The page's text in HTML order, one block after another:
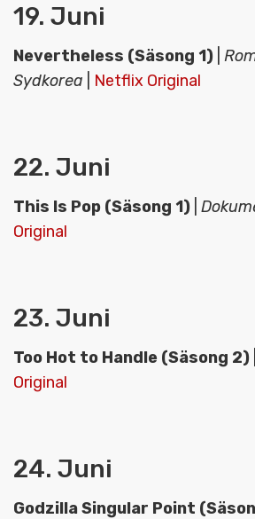
19. Juni
Nevertheless (Säsong 1)
Sydkorea
Netflix Original
22. Juni
This Is Pop (Säsong 1)
Original
23. Juni
Too Hot to Handle (Säsong 2)
Original
24. Juni
Godzilla Singular Point